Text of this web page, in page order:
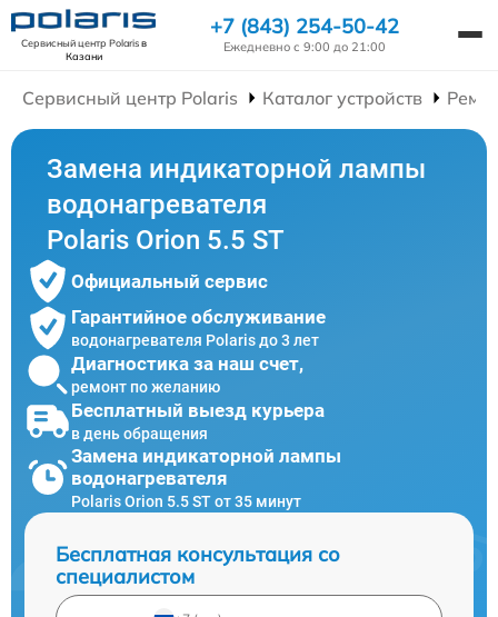
Сервисный центр Polarisв
Казани
+7 (843) 254-50-42
Ежедневно с 9:00 до 21:00
Сервисный центр Polaris Каталог устройств
Замена индикаторной лампы
водонагревателя
Polaris Orion 5.5 ST
Официальный сервис
Гарантийное обслуживание
водонагревателя Polaris до 3 лет
Диагностика за наш счет,
ремонт по желанию
Бесплатный выезд курьера
в день обращения
Замена индикаторной лампы
водонагревателя
Polaris Orion 5.5 ST от 35 минут
Бесплатная консультация со
специалистом